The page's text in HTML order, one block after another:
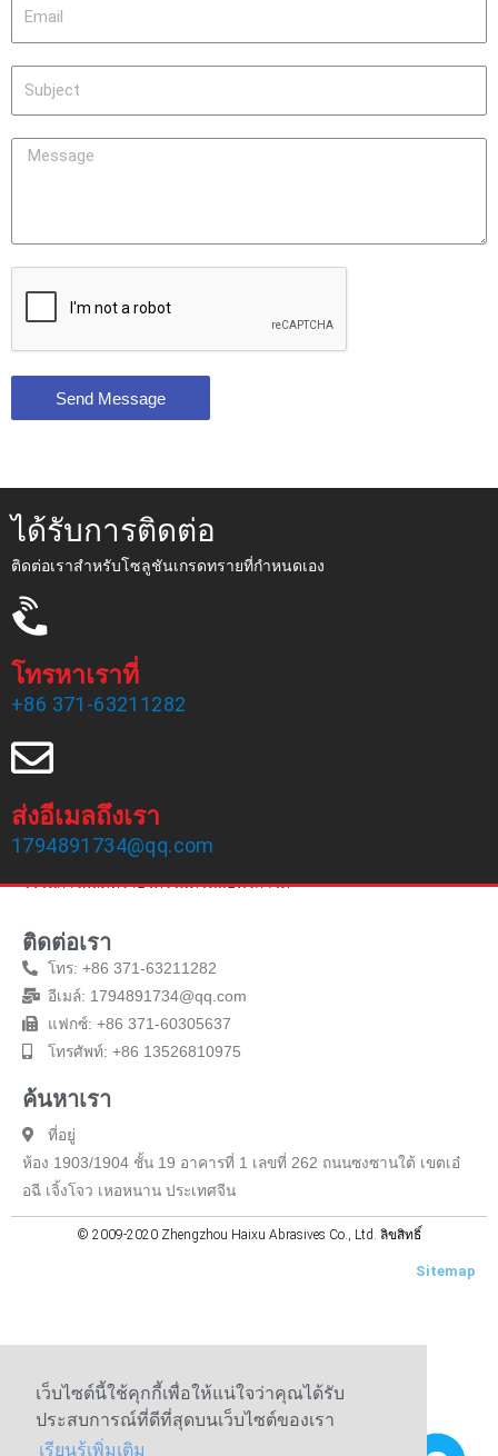
เว็บไซต์นี้ใช้คุกกี้เพื่อให้แน่ใจว่าคุณได้รับ
ประสบการณ์ที่ดีที่สุดบนเว็บไซต์ของเรา
เรียนรู้เพิ่มเติม
Send Message
ได้รับการติดต่อ
ติดต่อเราสำหรับโซลูชันเกรดทรายที่กำหนดเอง
โทรหาเราที่
+86 371-63211282
ส่งอีเมลถึงเรา
1794891734@qq.com
เจิ้งโจว Haixu Abrasives Co. , Ltd ก่อตั้งขึ้นในปี 2542 โดยเป็น
เจ้าของประสบการณ์การผลิต 20 ปีและทีมขายที่มีประสบการณ์ซึ่งระบุ
ไว้ในการผลิตทรายโครไมต์ในแอฟริกาใต้
ติดต่อเรา
โทร: +86 371-63211282
อีเมล์: 1794891734@qq.com
แฟกซ์: +86 371-60305637
โทรศัพท์: +86 13526810975
ค้นหาเรา
ที่อยู่
ห้อง 1903/1904 ชั้น 19 อาคารที่ 1 เลขที่ 262 ถนนซงซานใต้ เขตเอ๋
อฉี เจิ้งโจว เหอหนาน ประเทศจีน
© 2009-2020 Zhengzhou Haixu Abrasives Co., Ltd. ลิขสิทธิ์
Sitemap